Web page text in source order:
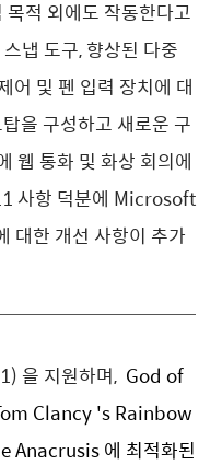
적 외에도 작동한다고
냅 도구, 향상된 다중
어 및 펜 입력 장치에 대
을 구성하고 새로운 구
웹 통화 및 화상 회의에
사항 덕분에 Microsoft
한 개선 사항이 추가
을 지원하며, God of
Clancy 's Rainbow
Anacrusis 에 최적화된